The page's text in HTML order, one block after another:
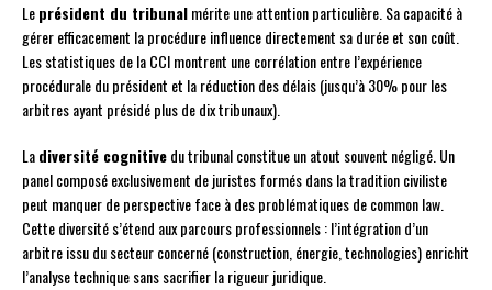
Leprésident du tribunalmérite une attention particulière. Sa capacité à
gérer efficacement la procédure influence directement sa durée et son coût.
Les statistiques de la CCI montrent une corrélation entre l’expérience
procédurale du président et la réduction des délais (jusqu’à 30% pour les
arbitres ayant présidé plus de dix tribunaux).
Ladiversité cognitivedu tribunal constitue un atout souvent négligé. Un
panel composé exclusivement de juristes formés dans la tradition civiliste
peut manquer de perspective face à des problématiques de common law.
Cette diversité s’étend aux parcours professionnels : l’intégration d’un
arbitre issu du secteur concerné (construction, énergie, technologies) enrichit
l’analyse technique sans sacrifier la rigueur juridique.